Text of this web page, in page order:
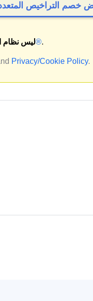
خصم التراخيص
ليس نظامماك®.
Privacy/Cookie Policy.